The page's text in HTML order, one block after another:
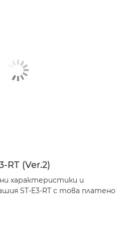
RT (Ver.2)
характеристики и
ST-E3-RT с това платено